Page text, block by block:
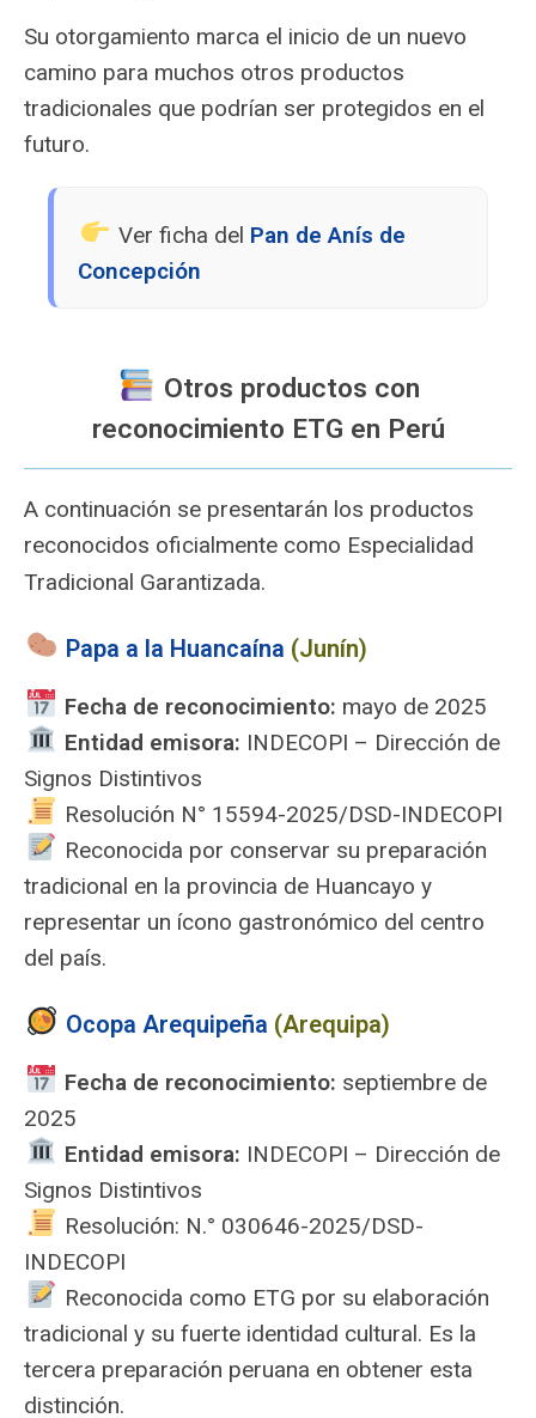
Su otorgamiento marca el inicio de un nuevo
camino para muchos otros productos
tradicionales que podrían ser protegidos en el
futuro.
Ver ficha del Pan de Anís de
Concepción
Otros productos con
reconocimiento ETG en Perú
A continuación se presentarán los productos
reconocidos oficialmente como Especialidad
Tradicional Garantizada.
Papa a la Huancaína (Junín)
Fecha de reconocimiento: mayo de 2025
Entidad emisora: INDECOPI – Dirección de
Signos Distintivos
Resolución N° 15594-2025/DSD-INDECOPI
Reconocida por conservar su preparación
tradicional en la provincia de Huancayo y
representar un ícono gastronómico del centro
del país.
Ocopa Arequipeña (Arequipa)
Fecha de reconocimiento: septiembre de
2025
Entidad emisora: INDECOPI – Dirección de
Signos Distintivos
Resolución: N.° 030646-2025/DSD-
INDECOPI
Reconocida como ETG por su elaboración
tradicional y su fuerte identidad cultural. Es la
tercera preparación peruana en obtener esta
distinción.